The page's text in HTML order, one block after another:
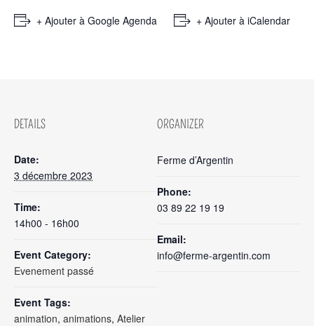
+ Ajouter à Google Agenda + Ajouter à iCalendar
DETAILS
Date:
3 décembre 2023
Time:
14h00 - 16h00
Event Category:
Evenement passé
Event Tags:
animation, animations, Atelier
ORGANIZER
Ferme d’Argentin
Phone:
03 89 22 19 19
Email:
info@ferme-argentin.com